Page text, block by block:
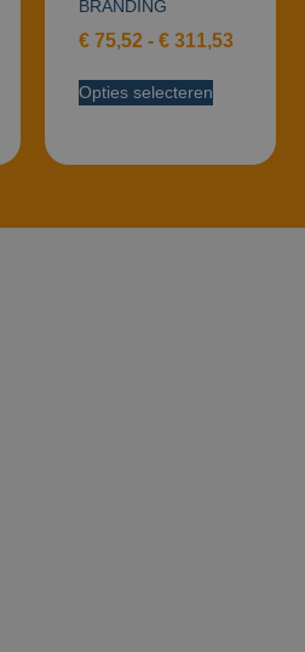
BRANDING
€ 75,52 - € 311,53
Opties selecteren